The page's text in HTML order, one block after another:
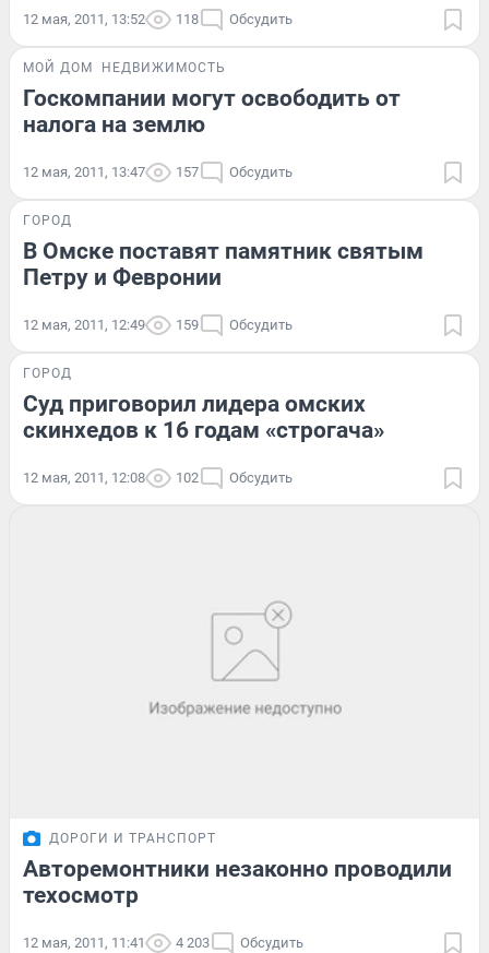
12 мая, 2011, 13:52 118 Обсудить
МОЙ ДОМ НЕДВИЖИМОСТЬ
Госкомпании могут освободить от
налога на землю
12 мая, 2011, 13:47 157 Обсудить
ГОРОД
В Омске поставят памятник святым
Петру и Февронии
12 мая, 2011, 12:49 159 Обсудить
ГОРОД
Суд приговорил лидера омских
скинхедов к 16 годам «строгача»
12 мая, 2011, 12:08 102 Обсудить
ДОРОГИ И ТРАНСПОРТ
Авторемонтники незаконно проводили
техосмотр
12 мая, 2011, 11:41 4 203 Обсудить